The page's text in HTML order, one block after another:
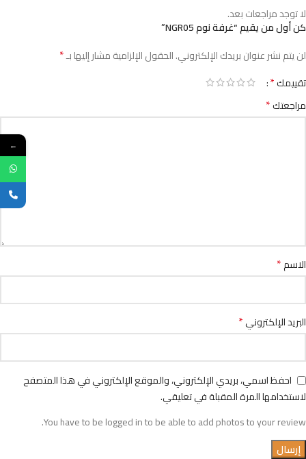
لا توجد مراجعات بعد.
كن أول من يقيم “غرفة نوم NGR05”
لن يتم نشر عنوان بريدك الإلكتروني.الحقول الإلزامية مشار إليها بـ*
تقييمك*
مراجعتك*
الاسم*
البريد الإلكتروني*
احفظ اسمي، بريدي الإلكتروني، والموقع الإلكتروني في هذا المتصفح
لاستخدامها المرة المقبلة في تعليقي.
You have to be logged in to be able to add photos to your review.
←